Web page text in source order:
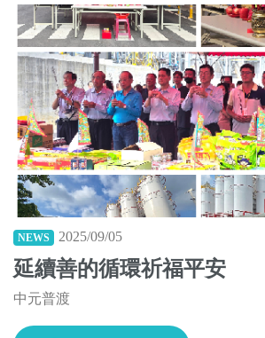
NEWS 2025/09/05
延續善的循環祈福平安
中元普渡